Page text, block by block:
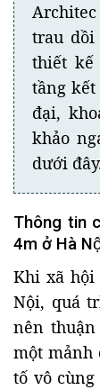
trau dồi
thiết kế
tầng
đại,
khảo
dưới
Thông tin
4m ở Hà
Khi xã hội
Nội, quá
nên
một mảnh
tố vô